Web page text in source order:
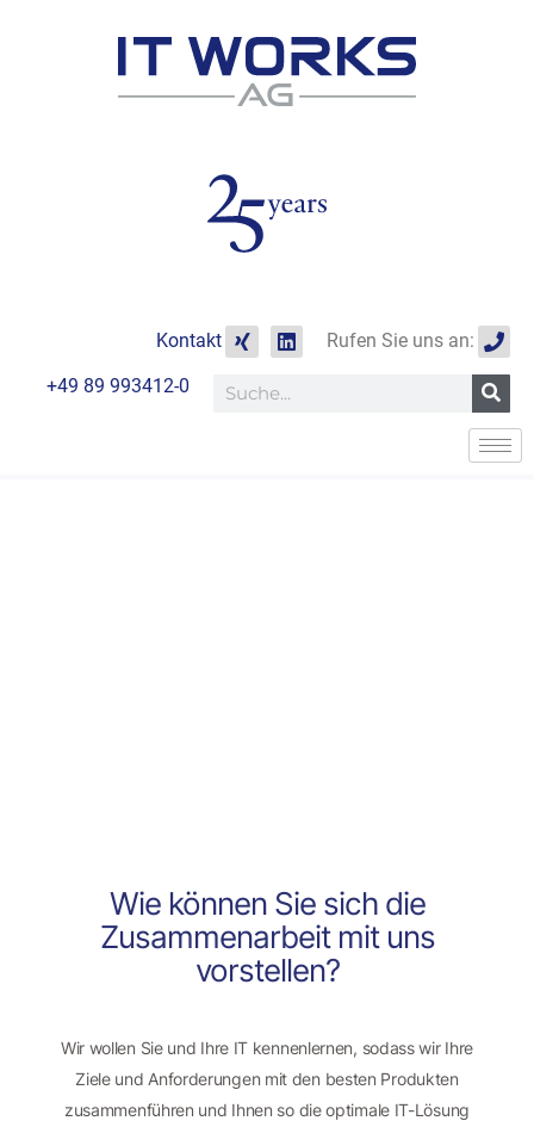
Kontakt
X
i
g
L
i
k
Rufen Sie uns an:
P
h
o
n
e
+49 89 993412-0 Suche
Wie können Sie sich die
Zusammenarbeit mit uns
vorstellen?
Wir wollen Sie und Ihre IT kennenlernen, sodass wir Ihre
Ziele und Anforderungen mit den besten Produkten
zusammenführen und Ihnen so die optimale IT-Lösung